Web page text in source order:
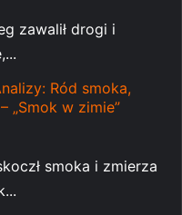
zawalił drogi i
Ród smoka,
„Smok w zimie”
smoka i zmierza